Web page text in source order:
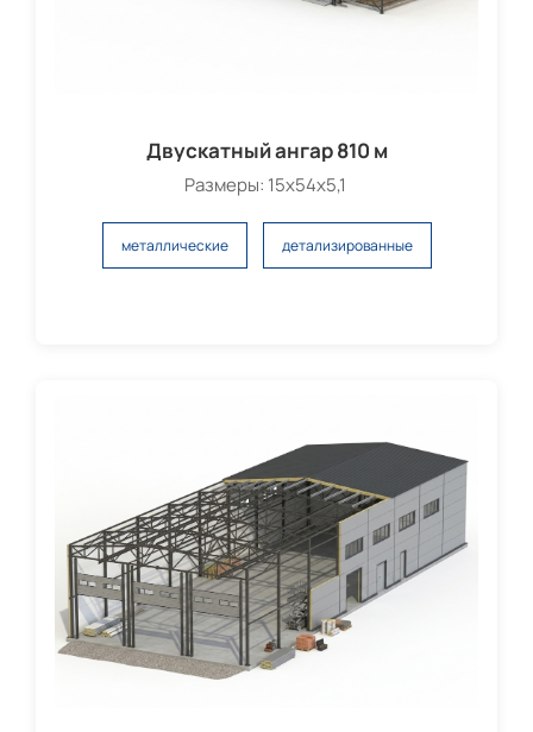
Двускатный ангар 810 м
Размеры: 15х54х5,1
металлические детализированные